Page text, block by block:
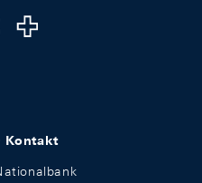
Kontakt